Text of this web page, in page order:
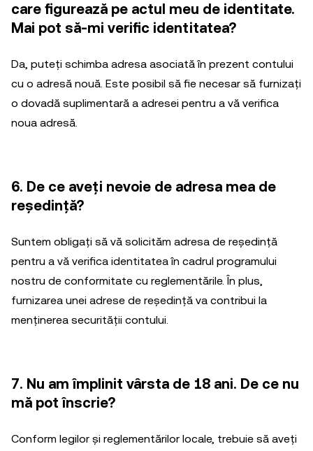
care figurează pe actul meu de identitate.
Mai pot să-mi verific identitatea?
Da, puteți schimba adresa asociată în prezent contului
cu o adresă nouă. Este posibil să fie necesar să furnizați
o dovadă suplimentară a adresei pentru a vă verifica
noua adresă.
6. De ce aveți nevoie de adresa mea de
reședință?
Suntem obligați să vă solicităm adresa de reședință
pentru a vă verifica identitatea în cadrul programului
nostru de conformitate cu reglementările. În plus,
furnizarea unei adrese de reședință va contribui la
menținerea securității contului.
7. Nu am împlinit vârsta de 18 ani. De ce nu
mă pot înscrie?
Conform legilor și reglementărilor locale, trebuie să aveți